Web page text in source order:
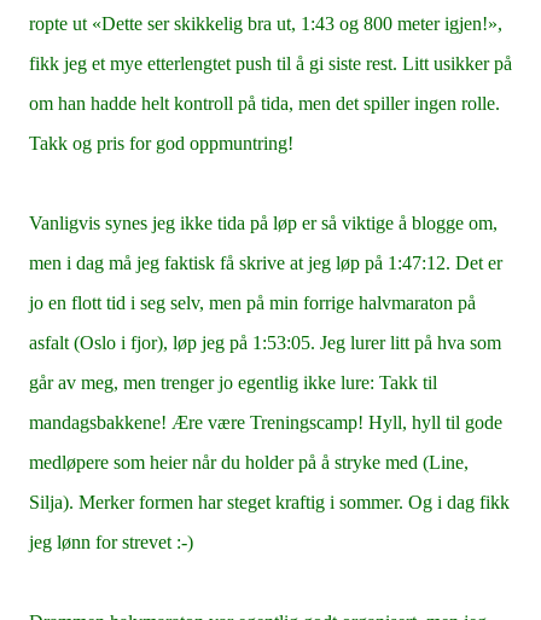
ropte ut «Dette ser skikkelig bra ut, 1:43 og 800 meter igjen!»,
fikk jeg et mye etterlengtet push til å gi siste rest. Litt usikker på
om han hadde helt kontroll på tida, men det spiller ingen rolle.
Takk og pris for god oppmuntring!
Vanligvis synes jeg ikke tida på løp er så viktige å blogge om,
men i dag må jeg faktisk få skrive at jeg løp på 1:47:12. Det er
jo en flott tid i seg selv, men på min forrige halvmaraton på
asfalt (Oslo i fjor), løp jeg på 1:53:05. Jeg lurer litt på hva som
går av meg, men trenger jo egentlig ikke lure: Takk til
mandagsbakkene! Ære være Treningscamp! Hyll, hyll til gode
medløpere som heier når du holder på å stryke med (Line,
Silja). Merker formen har steget kraftig i sommer. Og i dag fikk
jeg lønn for strevet :-)